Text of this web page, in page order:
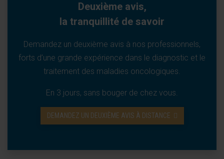
Deuxième avis,
la tranquillité de savoir
Demandez un deuxième avis à nos professionnels,
forts d’une grande expérience dans le diagnostic et le
traitement des maladies oncologiques.
En 3 jours, sans bouger de chez vous.
DEMANDEZ UN DEUXIÈME AVIS À DISTANCE